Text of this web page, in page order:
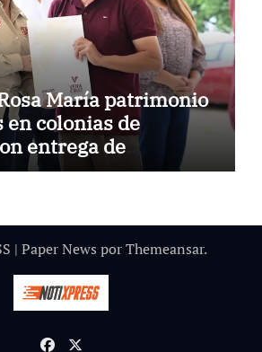
María patrimonio
colonias de
entrega de
| Paper News porThemeansar.